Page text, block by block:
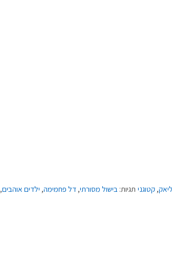
, קטוגני תגיות: בישול מסורתי, דל פחמימה, ילדים אוהבים,